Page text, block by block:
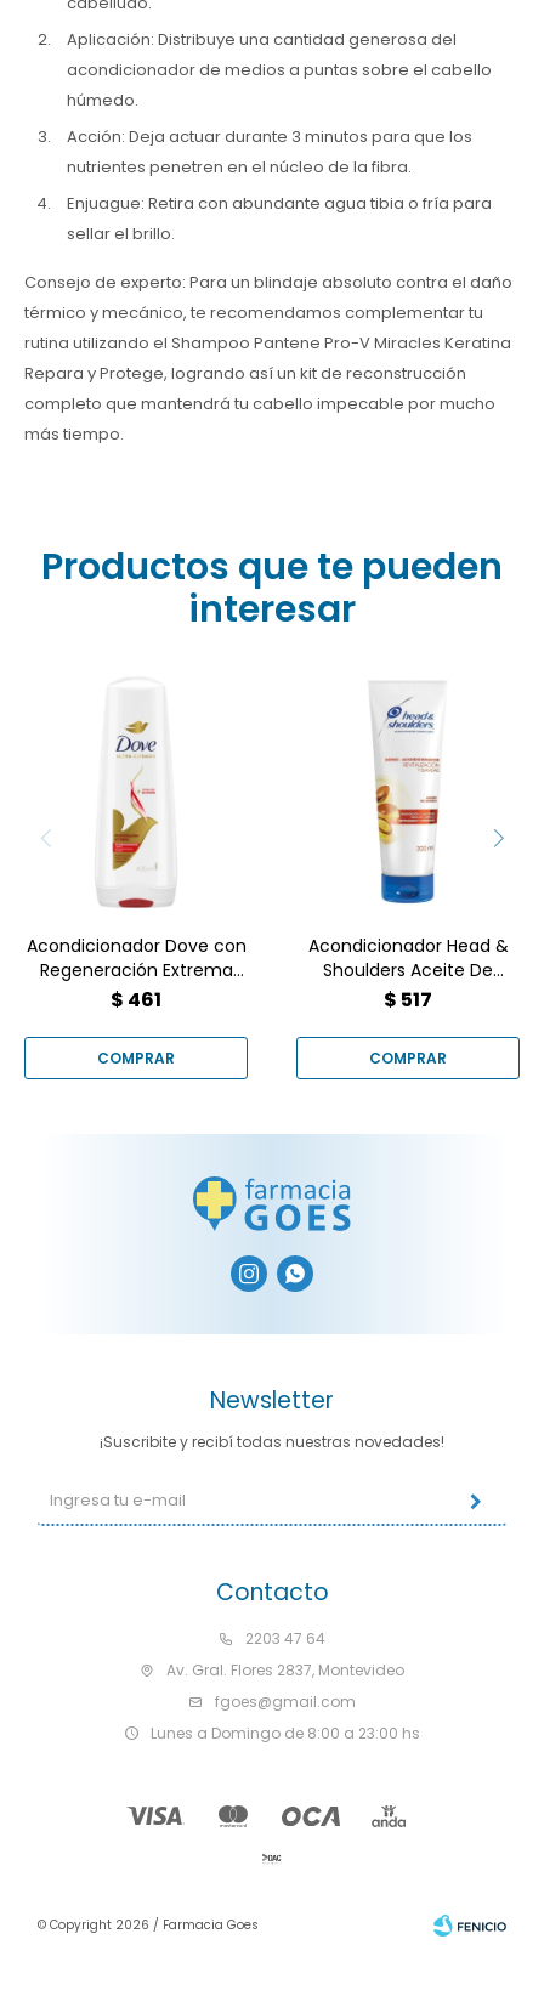
Aplicación: Distribuye una cantidad generosa del
acondicionador de medios a puntas sobre el cabello
húmedo.
Acción: Deja actuar durante 3 minutos para que los
nutrientes penetren en el núcleo de la fibra.
Enjuague: Retira con abundante agua tibia o fría para
sellar el brillo.
Consejo de experto: Para un blindaje absoluto contra el daño
térmico y mecánico, te recomendamos complementar tu
rutina utilizando el Shampoo Pantene Pro-V Miracles Keratina
Repara y Protege, logrando así un kit de reconstrucción
completo que mantendrá tu cabello impecable por mucho
más tiempo.
Productos que te pueden
interesar
remedio? ¡No te cortes! El
Acondicionador Dove
Regeneración Extrema
recupera incluso el
cabello más castigado
por tinturas o calor,
nutriéndolo
profundamente desde el
primer uso. Disponible en
Acondicionador Dove con
Regeneración Extrema
400 ml
$ 461
¿Cabello seco y con
caspa? Descubre el
Acondicionador Head &
Shoulders Aceite de Argán
(300ml). Revitaliza desde
la raíz, aporta una
suavidad irresistible y
protege tu cuero
cabelludo. ¡Consíguelo al
mejor precio en Farmacia
Goes y luce un pelo sano!
Acondicionador Head &
Shoulders Aceite De
Argán Revitalización Y
$ 517
 
Contacto
2203 47 64
Av. Gral. Flores 2837, Montevideo
fgoes@gmail.com
Lunes a Domingo de 8:00 a 23:00 hs
Newsletter
¡Suscribite y recibí todas nuestras novedades!
© Copyright 2026 / Farmacia Goes